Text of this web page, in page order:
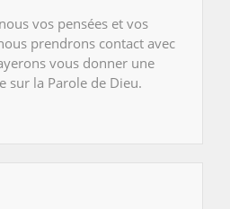
vos pensées et vos
prendrons contact avec
vous donner une
sur la Parole de Dieu.